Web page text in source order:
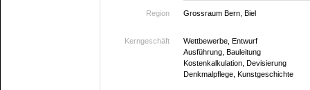
Region Grossraum Bern, Biel
Kerngeschäft
Wettbewerbe, Entwurf
Ausführung, Bauleitung
Kostenkalkulation, Devisierung
Denkmalpflege, Kunstgeschichte